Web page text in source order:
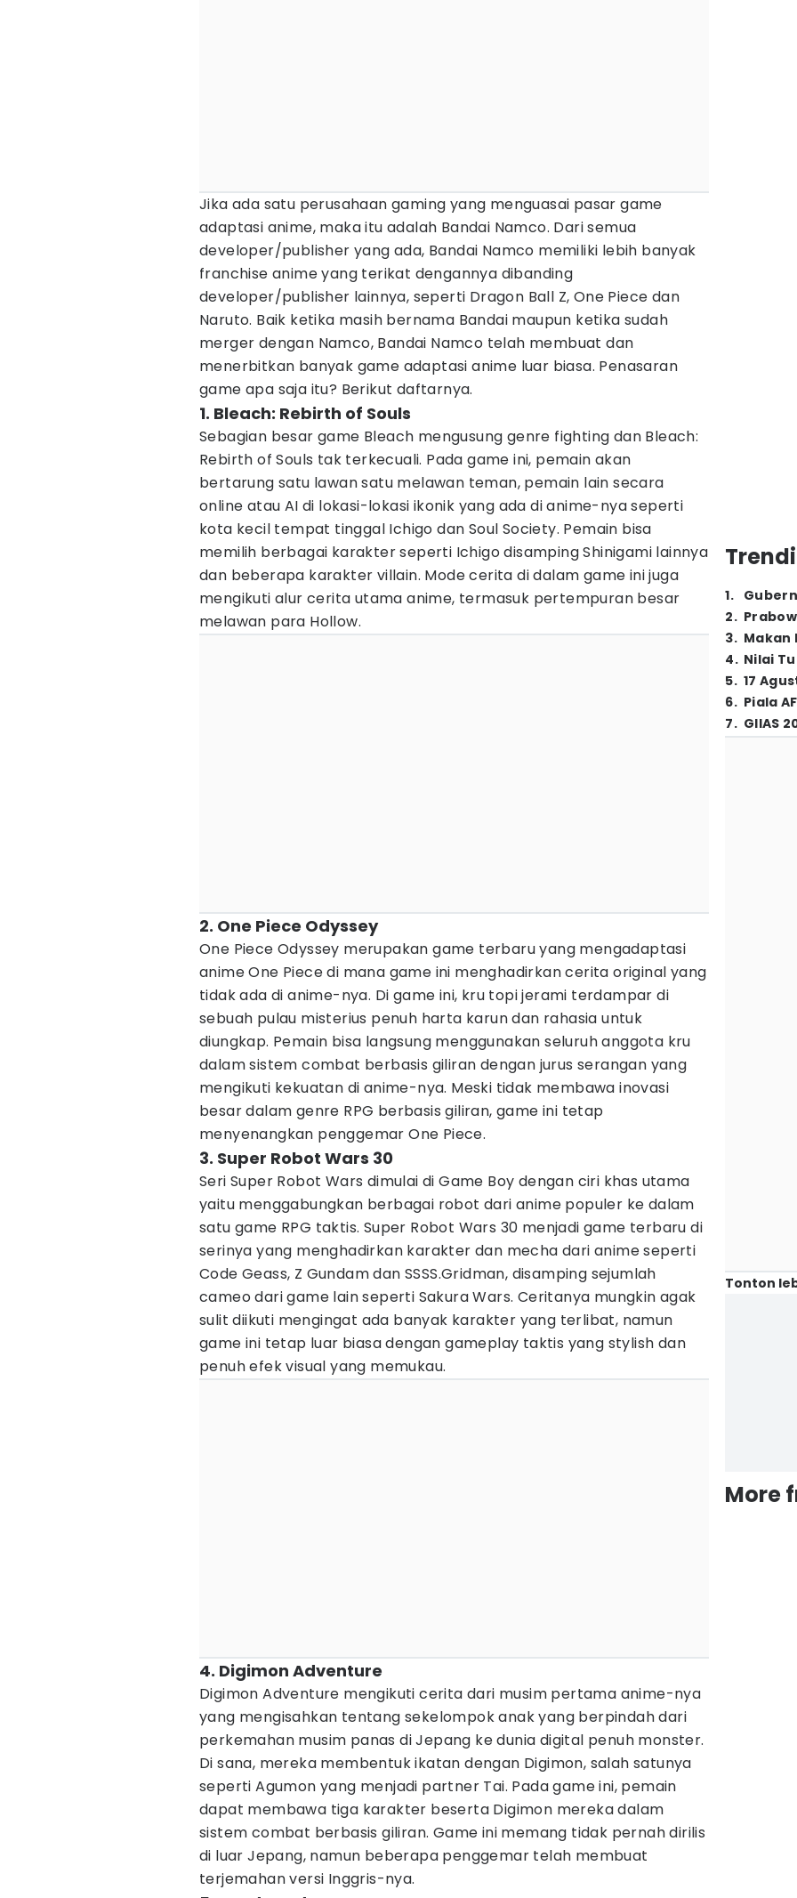
Jika ada satu perusahaan gaming yang menguasai pasar game
adaptasi anime, maka itu adalah Bandai Namco. Dari semua
developer/publisher yang ada, Bandai Namco memiliki lebih banyak
franchise anime yang terikat dengannya dibanding
developer/publisher lainnya, seperti Dragon Ball Z, One Piece dan
Naruto. Baik ketika masih bernama Bandai maupun ketika sudah
merger dengan Namco, Bandai Namco telah membuat dan
menerbitkan banyak game adaptasi anime luar biasa. Penasaran
game apa saja itu? Berikut daftarnya.
1. Bleach: Rebirth of Souls
Sebagian besar game Bleach mengusung genre fighting dan Bleach:
Rebirth of Souls tak terkecuali. Pada game ini, pemain akan
bertarung satu lawan satu melawan teman, pemain lain secara
online atau AI di lokasi-lokasi ikonik yang ada di anime-nya seperti
kota kecil tempat tinggal Ichigo dan Soul Society. Pemain bisa
memilih berbagai karakter seperti Ichigo disamping Shinigami lainnya
dan beberapa karakter villain. Mode cerita di dalam game ini juga
mengikuti alur cerita utama anime, termasuk pertempuran besar
melawan para Hollow.
2. One Piece Odyssey
One Piece Odyssey merupakan game terbaru yang mengadaptasi
anime One Piece di mana game ini menghadirkan cerita original yang
tidak ada di anime-nya. Di game ini, kru topi jerami terdampar di
sebuah pulau misterius penuh harta karun dan rahasia untuk
diungkap. Pemain bisa langsung menggunakan seluruh anggota kru
dalam sistem combat berbasis giliran dengan jurus serangan yang
mengikuti kekuatan di anime-nya. Meski tidak membawa inovasi
besar dalam genre RPG berbasis giliran, game ini tetap
menyenangkan penggemar One Piece.
3. Super Robot Wars 30
Seri Super Robot Wars dimulai di Game Boy dengan ciri khas utama
yaitu menggabungkan berbagai robot dari anime populer ke dalam
satu game RPG taktis. Super Robot Wars 30 menjadi game terbaru di
serinya yang menghadirkan karakter dan mecha dari anime seperti
Code Geass, Z Gundam dan SSSS.Gridman, disamping sejumlah
cameo dari game lain seperti Sakura Wars. Ceritanya mungkin agak
sulit diikuti mengingat ada banyak karakter yang terlibat, namun
game ini tetap luar biasa dengan gameplay taktis yang stylish dan
penuh efek visual yang memukau.
4. Digimon Adventure
Digimon Adventure mengikuti cerita dari musim pertama anime-nya
yang mengisahkan tentang sekelompok anak yang berpindah dari
perkemahan musim panas di Jepang ke dunia digital penuh monster.
Di sana, mereka membentuk ikatan dengan Digimon, salah satunya
seperti Agumon yang menjadi partner Tai. Pada game ini, pemain
dapat membawa tiga karakter beserta Digimon mereka dalam
sistem combat berbasis giliran. Game ini memang tidak pernah dirilis
di luar Jepang, namun beberapa penggemar telah membuat
terjemahan versi Inggris-nya.
1.
2.
3. Makan
4. Nilai
5. 17
6. Piala
7. GIIAS
Tonton
More